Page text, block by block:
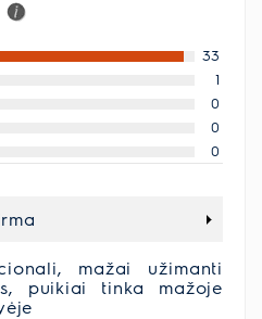
33
1
0
0
0
mažai užimanti
puikiai tinka mažoje